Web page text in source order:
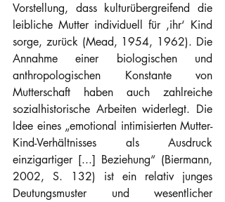
Vorstellung, dass kulturübergreifend die
leibliche Mutter individuell für ‚ihr‘ Kind
sorge, zurück (Mead, 1954, 1962). Die
Annahme einer biologischen und
anthropologischen Konstante von
Mutterschaft haben auch zahlreiche
sozialhistorische Arbeiten widerlegt. Die
Idee eines „emotional intimisierten Mutter-
Kind-Verhältnisses als Ausdruck
einzigartiger [...] Beziehung“ (Biermann,
2002, S. 132) ist ein relativ junges
Deutungsmuster und wesentlicher